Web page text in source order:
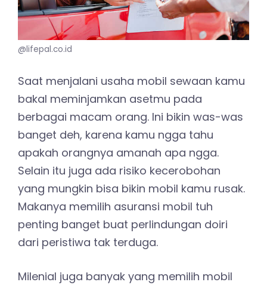
@lifepal.co.id
Saat menjalani usaha mobil sewaan kamu
bakal meminjamkan asetmu pada
berbagai macam orang. Ini bikin was-was
banget deh, karena kamu ngga tahu
apakah orangnya amanah apa ngga.
Selain itu juga ada risiko kecerobohan
yang mungkin bisa bikin mobil kamu rusak.
Makanya memilih asuransi mobil tuh
penting banget buat perlindungan doiri
dari peristiwa tak terduga.
Milenial juga banyak yang memilih mobil